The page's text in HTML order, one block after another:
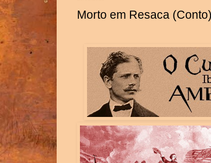
Morto em Resaca